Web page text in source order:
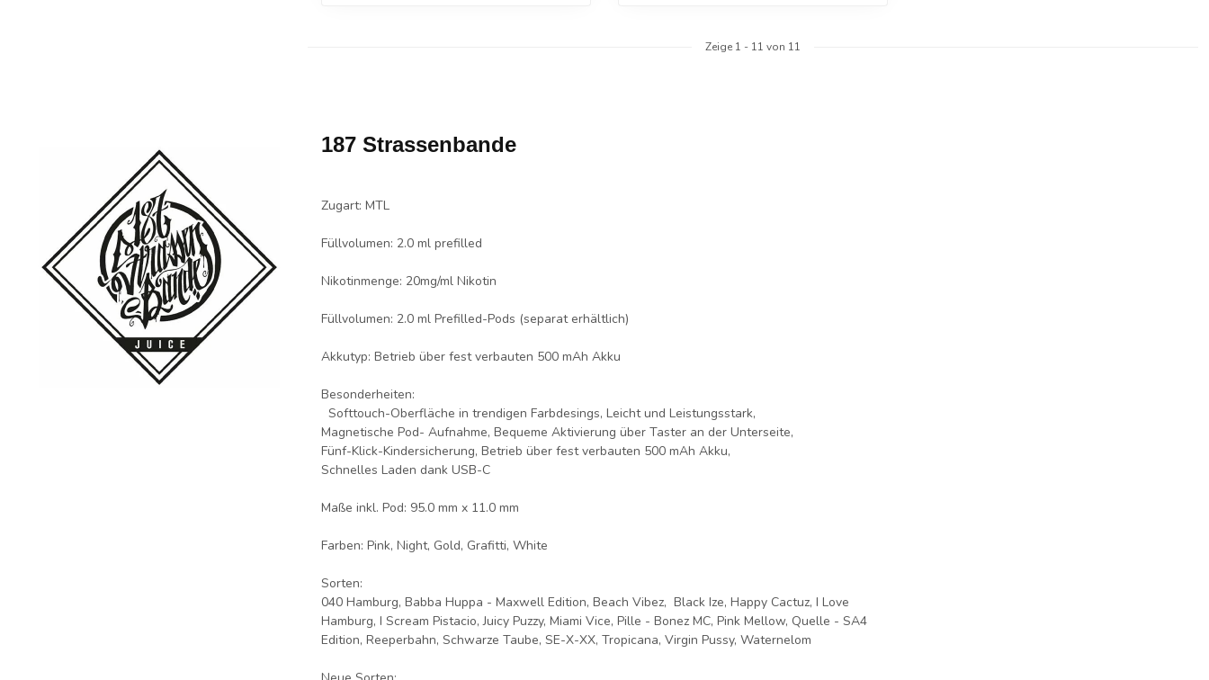
Zeige 1 - 11 von 11
187 Strassenbande
Zugart: MTL
Füllvolumen: 2.0 ml prefilled
Nikotinmenge: 20mg/ml Nikotin
Füllvolumen: 2.0 ml Prefilled-Pods (separat erhältlich)
Akkutyp: Betrieb über fest verbauten 500 mAh Akku
Besonderheiten:
Softtouch-Oberfläche in trendigen Farbdesings, Leicht und Leistungsstark,
Magnetische Pod- Aufnahme, Bequeme Aktivierung über Taster an der Unterseite,
Fünf-Klick-Kindersicherung, Betrieb über fest verbauten 500 mAh Akku,
Schnelles Laden dank USB-C
Maße inkl. Pod: 95.0 mm x 11.0 mm
Farben: Pink, Night, Gold, Grafitti, White
Sorten:
040 Hamburg, Babba Huppa - Maxwell Edition, Beach Vibez, Black Ize, Happy Cactuz, I Love
Hamburg, I Scream Pistacio, Juicy Puzzy, Miami Vice, Pille - Bonez MC, Pink Mellow, Quelle - SA4
Edition, Reeperbahn, Schwarze Taube, SE-X-XX, Tropicana, Virgin Pussy, Waternelom